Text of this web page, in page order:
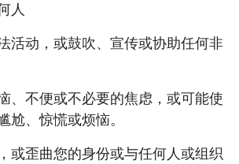
人
活动，或鼓吹、宣传或协助任何非
、不便或不必要的焦虑，或可能使
尬、惊慌或烦恼。
或歪曲您的身份或与任何人或组织